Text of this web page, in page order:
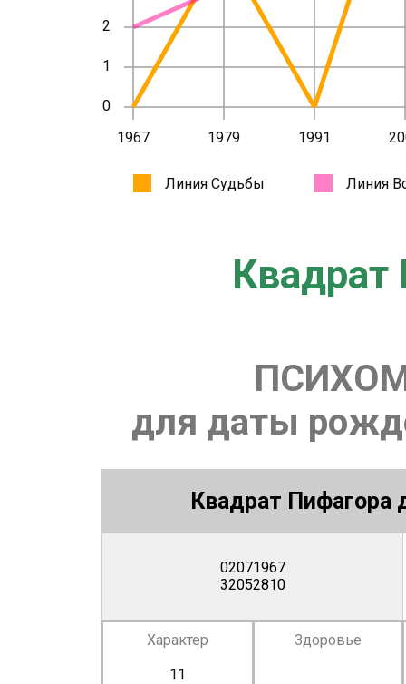
Квадрат
для даты
Квадрат Пифагора
02071967
32052810
Характер
11
Здоровье